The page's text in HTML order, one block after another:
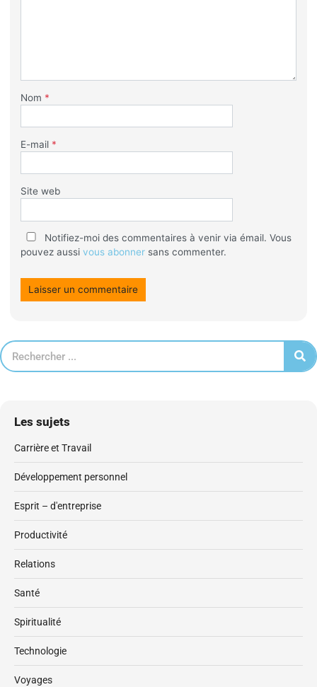
Nom *
E-mail *
Site web
Notifiez-moi des commentaires à venir via émail. Vous
pouvez aussi vous abonnersans commenter.
Les sujets
Carrière et Travail
Développement personnel
Esprit – d'entreprise
Productivité
Relations
Santé
Spiritualité
Technologie
Voyages